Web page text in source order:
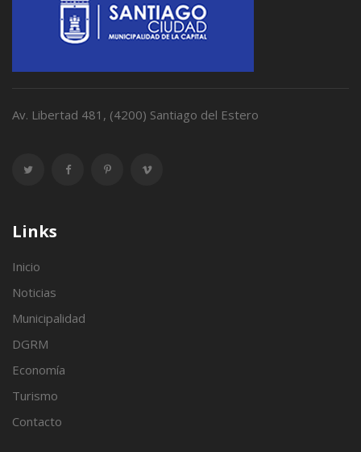
Av. Libertad 481, (4200) Santiago del Estero
Links
Inicio
Noticias
Municipalidad
DGRM
Economía
Turismo
Contacto